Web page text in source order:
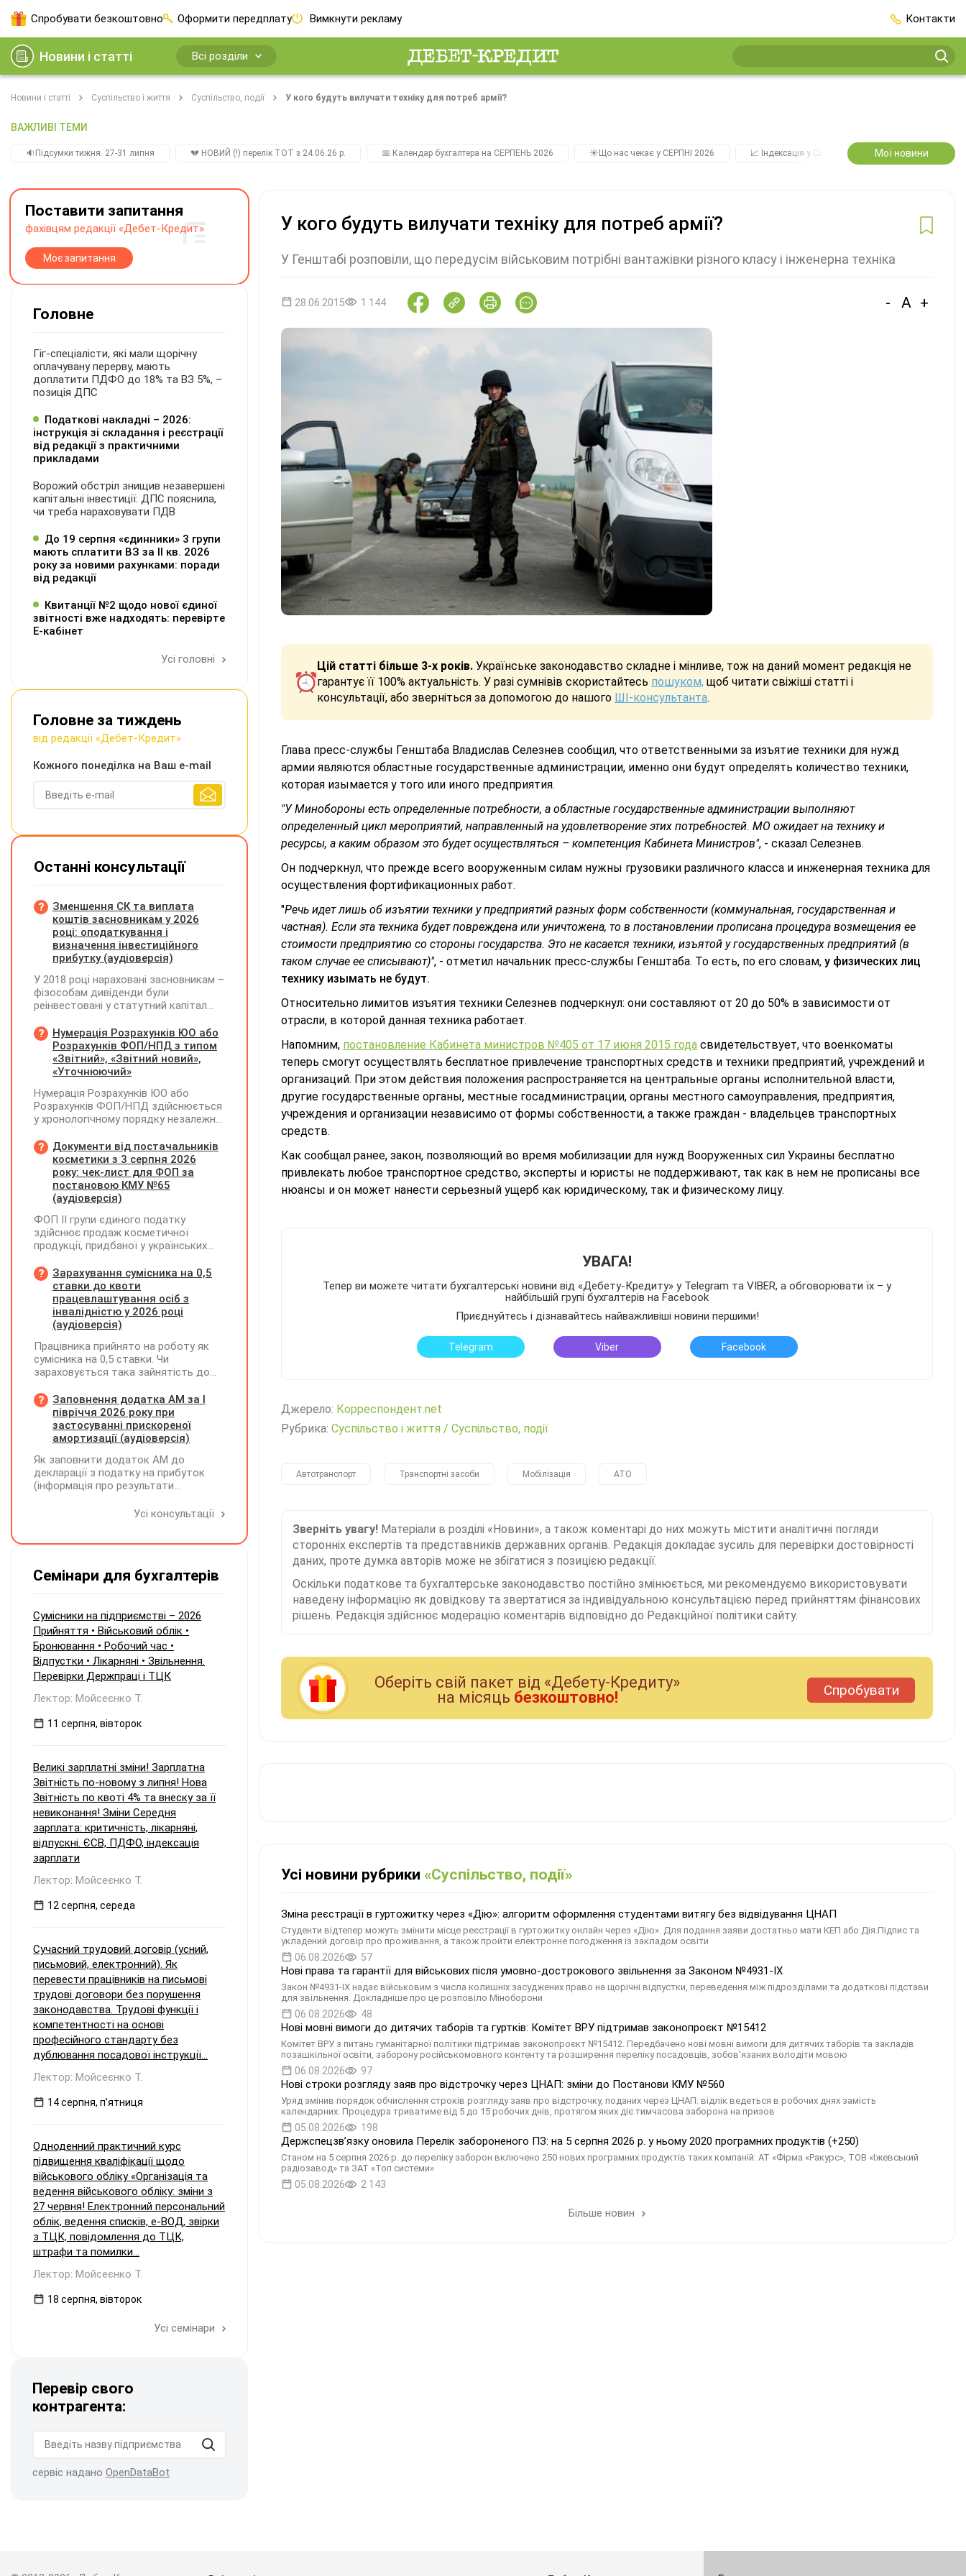
Спробувати безкоштовно Оформити передплату Вимкнути рекламу Контакти
Новини і статті Всі розділи
Новини і статті Суспільство і життя Суспільство, події У кого будуть вилучати техніку для потреб армії?
ВАЖЛИВІ ТЕМИ
🔉Підсумки тижня. 27-31 липня 💔 НОВИЙ (!) перелік ТОТ з 24.06.26 р. 📅 Календар бухгалтера на СЕРПЕНЬ 2026 ☀️Що нас чекає у СЕРПНІ 2026 📈 Індексація у СЕРПНІ 2️⃣0️⃣2️⃣7️⃣ Усі
Мої новини
У кого будуть вилучати техніку для потреб армії?
У Генштабі розповіли, що передусім військовим потрібні вантажівки різного класу і інженерна техніка
28.06.2015 1 144 - A +
Цій статті більше 3-х років. Українське законодавство складне і мінливе, тож на даний момент редакція не
гарантує її 100% актуальність. У разі сумнівів скористайтесь пошуком, щоб читати свіжіші статті і
консультації, або зверніться за допомогою до нашого ШІ-консультанта.
Глава пресс-службы Генштаба Владислав Селезнев сообщил, что ответственными за изъятие техники для нужд
армии являются областные государственные администрации, именно они будут определять количество техники,
которая изымается у того или иного предприятия.
"У Минобороны есть определенные потребности, а областные государственные администрации выполняют
определенный цикл мероприятий, направленный на удовлетворение этих потребностей. МО ожидает на технику и
ресурсы, а каким образом это будет осуществляться – компетенция Кабинета Министров", - сказал Селезнев.
Он подчеркнул, что прежде всего вооруженным силам нужны грузовики различного класса и инженерная техника для
осуществления фортификационных работ.
"Речь идет лишь об изъятии техники у предприятий разных форм собственности (коммунальная, государственная и
частная). Если эта техника будет повреждена или уничтожена, то в постановлении прописана процедура возмещения ее
стоимости предприятию со стороны государства. Это не касается техники, изъятой у государственных предприятий (в
таком случае ее списывают)", - отметил начальник пресс-службы Генштаба. То есть, по его словам, у физических лиц
технику изымать не будут.
Относительно лимитов изъятия техники Селезнев подчеркнул: они составляют от 20 до 50% в зависимости от
отрасли, в которой данная техника работает.
Напомним, постановление Кабинета министров №405 от 17 июня 2015 года свидетельствует, что военкоматы
теперь смогут осуществлять бесплатное привлечение транспортных средств и техники предприятий, учреждений и
организаций. При этом действия положения распространяется на центральные органы исполнительной власти,
другие государственные органы, местные госадминистрации, органы местного самоуправления, предприятия,
учреждения и организации независимо от формы собственности, а также граждан - владельцев транспортных
средств.
Как сообщал ранее, закон, позволяющий во время мобилизации для нужд Вооруженных сил Украины бесплатно
привлекать любое транспортное средство, эксперты и юристы не поддерживают, так как в нем не прописаны все
нюансы и он может нанести серьезный ущерб как юридическому, так и физическому лицу.
УВАГА!
Тепер ви можете читати бухгалтерські новини від «Дебету-Кредиту» у Telegram та VIBER, а обговорювати їх – у
найбільшій групі бухгалтерів на Facebook
Приєднуйтесь і дізнавайтесь найважливіші новини першими!
Telegram Viber Facebook
Джерело: Корреспондент.net
Рубрика: Суспільство і життя / Суспільство, події
Автотранспорт Транспортні засоби Мобілізація АТО
Зверніть увагу! Матеріали в розділі «Новини», а також коментарі до них можуть містити аналітичні погляди
сторонніх експертів та представників державних органів. Редакція докладає зусиль для перевірки достовірності
даних, проте думка авторів може не збігатися з позицією редакції.
Оскільки податкове та бухгалтерське законодавство постійно змінюється, ми рекомендуємо використовувати
наведену інформацію як довідкову та звертатися за індивідуальною консультацією перед прийняттям фінансових
рішень. Редакція здійснює модерацію коментарів відповідно до Редакційної політики сайту.
Оберiть свiй пакет вiд «Дебету-Кредиту»
на мiсяць безкоштовно! Спробувати
Усі новини рубрики «Суспільство, події»
Зміна реєстрації в гуртожитку через «Дію»: алгоритм оформлення студентами витягу без відвідування ЦНАП
Студенти відтепер можуть змінити місце реєстрації в гуртожитку онлайн через «Дію». Для подання заяви достатньо мати КЕП або Дія.Підпис та
укладений договір про проживання, а також пройти електронне погодження із закладом освіти
06.08.2026 57
Нові права та гарантії для військових після умовно-дострокового звільнення за Законом №4931-ІХ
Закон №4931-ІХ надає військовим з числа колишніх засуджених право на щорічні відпустки, переведення між підрозділами та додаткові підстави
для звільнення. Докладніше про це розповіло Міноборони
06.08.2026 48
Нові мовні вимоги до дитячих таборів та гуртків: Комітет ВРУ підтримав законопроєкт №15412
Комітет ВРУ з питань гуманітарної політики підтримав законопроєкт №15412. Передбачено нові мовні вимоги для дитячих таборів та закладів
позашкільної освіти, заборону російськомовного контенту та розширення переліку посадовців, зобов'язаних володіти мовою
06.08.2026 97
Нові строки розгляду заяв про відстрочку через ЦНАП: зміни до Постанови КМУ №560
Уряд змінив порядок обчислення строків розгляду заяв про відстрочку, поданих через ЦНАП: відлік ведеться в робочих днях замість
календарних. Процедура триватиме від 5 до 15 робочих днів, протягом яких діє тимчасова заборона на призов
05.08.2026 198
Держспецзв’язку оновила Перелік забороненого ПЗ: на 5 серпня 2026 р. у ньому 2020 програмних продуктів (+250)
Станом на 5 серпня 2026 р. до переліку заборон включено 250 нових програмних продуктів таких компаній: АТ «Фірма «Ракурс», ТОВ «Іжевський
радіозавод» та ЗАТ «Топ системи»
05.08.2026 2 143
Більше новин
Поставити запитання
фахівцям редакції «Дебет-Кредит»
Моє запитання
Головне
Гіг-спеціалісти, які мали щорічну
оплачувану перерву, мають
доплатити ПДФО до 18% та ВЗ 5%, –
позиція ДПС
Податкові накладні – 2026:
інструкція зі складання і реєстрації
від редакції з практичними
прикладами
Ворожий обстріл знищив незавершені
капітальні інвестиції: ДПС пояснила,
чи треба нараховувати ПДВ
До 19 серпня «єдинники» 3 групи
мають сплатити ВЗ за ІІ кв. 2026
року за новими рахунками: поради
від редакції
Квитанції №2 щодо нової єдиної
звітності вже надходять: перевірте
Е-кабінет
Усі головні
Головне за тиждень
від редакції «Дебет-Кредит»
Кожного понеділка на Ваш e-mail
Останні консультації
Зменшення СК та виплата
коштів засновникам у 2026
році: оподаткування і
визначення інвестиційного
прибутку (аудіоверсія)
У 2018 році нараховані засновникам –
фізособам дивіденди були
реінвестовані у статутний капітал
ПДФО та ВЗ. Крім того, статутний
капітал збільшувався за рахунок
нерозподіленого прибутку без
нарахування дивідендів. У 2026 році
виплатити кошти засновникам. Чи
потрібно утримувати ПДФО та ВЗ?
Нумерація Розрахунків ЮО або
Розрахунків ФОП/НПД з типом
«Звітний», «Звітний новий»,
«Уточнюючий»
Нумерація Розрахунків ЮО або
Розрахунків ФОП/НПД здійснюється
у хронологічному порядку незалежно
звітного (податкового) періоду та не
продовжується в наступних
Документи від постачальників
косметики з 3 серпня 2026
року: чек-лист для ФОП за
постановою КМУ №65
(аудіоверсія)
ФОП ІІ групи єдиного податку
здійснює продаж косметичної
продукції, придбаної у українських
потрібно вимагати від
постачальника після 03.08.2026 року у
зв'язку з повним набранням чинності
Технічного регламенту на косметичну
продукцію, затвердженого
№65?
Зарахування сумісника на 0,5
ставки до квоти
працевлаштування осіб з
інвалідністю у 2026 році
(аудіоверсія)
Працівника прийнято на роботу як
сумісника на 0,5 ставки. Чи
зараховується така зайнятість до
осіб з інвалідністю відповідно до
вимог законодавства?
Заповнення додатка АМ за І
півріччя 2026 року при
застосуванні прискореної
амортизації (аудіоверсія)
Як заповнити додаток АМ до
декларації з податку на прибуток
(інформація про результати
Чи потрібно для цього брати дані
вартість усіх таких верстатів на
рішення про застосування
прискореної амортизації прийнято з
01.01.2025 р., а щодо інших — з
01.01.2026 р.
Усі консультації
Семінари для бухгалтерів
Сумісники на підприємстві – 2026
Прийняття • Військовий облік •
Бронювання • Робочий час •
Відпустки • Лікарняні • Звільнення.
Перевірки Держпраці і ТЦК
Лектор: Мойсеєнко Т.
11 серпня, вівторок
Великі зарплатні зміни! Зарплатна
Звітність по-новому з липня! Нова
Звітність по квоті 4% та внеску за її
невиконання! Зміни Середня
зарплата: критичність, лікарняні,
відпускні. ЄСВ, ПДФО, індексація
зарплати
Лектор: Мойсеєнко Т.
12 серпня, середа
Сучасний трудовий договір (усний,
письмовий, електронний). Як
перевести працівників на письмові
трудові договори без порушення
законодавства. Трудові функції і
компетентності на основі
професійного стандарту без
дублювання посадової інструкції...
Лектор: Мойсеєнко Т.
14 серпня, пʼятниця
Одноденний практичний курс
підвищення кваліфікації щодо
військового обліку «Організація та
ведення військового обліку: зміни з
27 червня! Електронний персональний
облік, ведення списків, е-ВОД, звірки
з ТЦК, повідомлення до ТЦК,
штрафи та помилки...
Лектор: Мойсеєнко Т.
18 серпня, вівторок
Усі семінари
Перевір свого
контрагента:
сервіс надано OpenDataBot